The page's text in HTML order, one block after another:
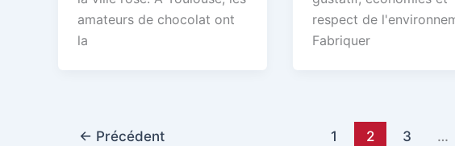
amateurs de chocolat ont
la
respect de
Fabriquer
← Précédent 1 2 3 …